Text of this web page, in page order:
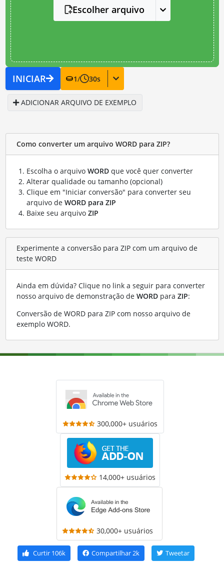
Escolher arquivo
INICIAR 1/ 30s
ADICIONAR ARQUIVO DE EXEMPLO
Como converter um arquivo WORD para ZIP?
Escolha o arquivo WORDque você quer converter
Alterar qualidade ou tamanho (opcional)
Clique em "Iniciar conversão" para converter seu
arquivo de WORD para ZIP
Baixe seu arquivo ZIP
Experimente a conversão para ZIP com um arquivo de
teste WORD
Ainda em dúvida? Clique no link a seguir para converter
nosso arquivo de demonstração de WORDpara ZIP:
Conversão de WORD para ZIP com nosso arquivo de
exemplo WORD.
300,000+ usuários
14,000+ usuários
30,000+ usuários
Curtir 106k Compartilhar 2k Tweetar